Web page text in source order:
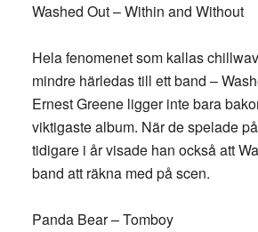
Washed Out – Within and Without
Hela fenomenet som kallas
mindre härledas till ett band –
Ernest Greene ligger inte bara
viktigaste album. När de spelade
tidigare i år visade han också att
band att räkna med på scen.
Panda Bear – Tomboy